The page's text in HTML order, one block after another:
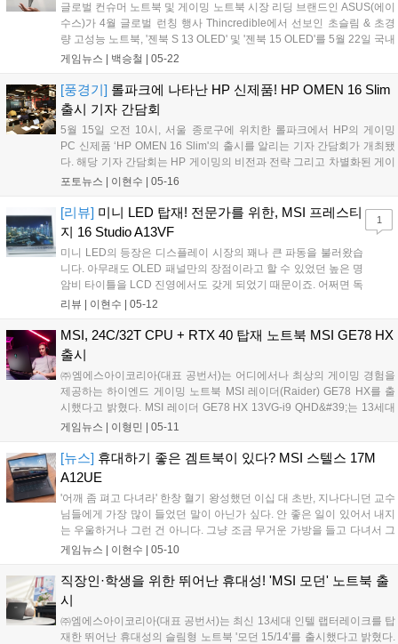
글로벌 컨슈머 노트북 및 게이밍 노트북 시장 리딩 브랜드인 ASUS(에이
수스)가 4월 글로벌 런칭 행사 Thincredible에서 선보인 초슬림 & 초경
량 고성능 노트북, '젠북 S 13 OLED' 및 '젠북 15 OLED'를 5월 22일 국내
공식 출시했다. 젠북 S 13 OLED는 10.9mm의 초슬림한 두께와 1kg의
께를 자랑하는 제품이다....
게임뉴스 | 백승철 | 05-22
[풍경기] 롤파크에 나타난 HP 신제품! HP OMEN 16 Slim
출시 기자 간담회
5월 15일 오전 10시, 서울 종로구에 위치한 롤파크에서 HP의 게이밍
PC 신제품 ‘HP OMEN 16 Slim'의 출시를 알리는 기자 간담회가 개최됐
다. 해당 기자 간담회는 HP 게이밍의 비전과 전략 그리고 차별화된 게이
밍 서비스에 관련된 내용을 알리고 HP의 자사 하이엔드 게이밍 기어 브
포토뉴스 | 이현수 | 05-16
[리뷰] 미니 LED 탑재! 전문가를 위한, MSI 프레스티
지 16 Studio A13VF
미니 LED의 등장은 디스플레이 시장의 꽤나 큰 파동을 불러왔습
니다. 아무래도 OLED 패널만의 장점이라고 할 수 있었던 높은 명
암비 타이틀을 LCD 진영에서도 갖게 되었기 때문이죠. 어쩌면 독
보적이라고 할 수 있었던 성능이었는데, 이젠 OLED 패널의 장점
에 혜성처럼 등장한 미니 LED, 이름만...
리뷰 | 이현수 | 05-12
1
MSI, 24C/32T CPU + RTX 40 탑재 노트북 MSI GE78 HX
출시
㈜엠에스아이코리아(대표 공번서)는 어디에서나 최상의 게이밍 경험을
제공하는 하이엔드 게이밍 노트북 MSI 레이더(Raider) GE78 HX를 출
시했다고 밝혔다. MSI 레이더 GE78 HX 13VG-i9 QHD&#39;는 13세대
인텔 코어 i9-13950HX 프로세서 및 DLSS 3·TGP 140W를 지원하는
게임뉴스 | 이형민 | 05-11
[뉴스] 휴대하기 좋은 겜트북이 있다? MSI 스텔스 17M
A12UE
'어깨 좀 펴고 다녀라' 한창 혈기 왕성했던 이십 대 초반, 지나다니던 교수
님들에게 가장 많이 들었던 말이 아닌가 싶다. 안 좋은 일이 있어서 내지
는 우울하거나 그런 건 아니다. 그냥 조금 무거운 가방을 들고 다녀서 그
랬을 뿐. 결정적인 이유를 묻는다면 두껍고 자리 차지하는 전공 서적은
게임뉴스 | 이현수 | 05-10
직장인·학생을 위한 뛰어난 휴대성! 'MSI 모던' 노트북 출
시
㈜엠에스아이코리아(대표 공번서)는 최신 13세대 인텔 랩터레이크를 탑
재한 뛰어난 휴대성의 슬림형 노트북 '모던 15/14'를 출시했다고 밝혔다.